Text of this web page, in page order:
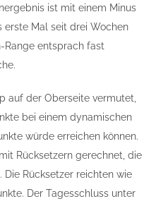
ist mit einem Minus
erste Mal seit drei Wochen
Range entsprach fast
auf der Oberseite vermutet,
bei einem dynamischen
würde erreichen können.
Rücksetzern gerechnet, die
Rücksetzer reichten wie
Der Tagesschluss unter